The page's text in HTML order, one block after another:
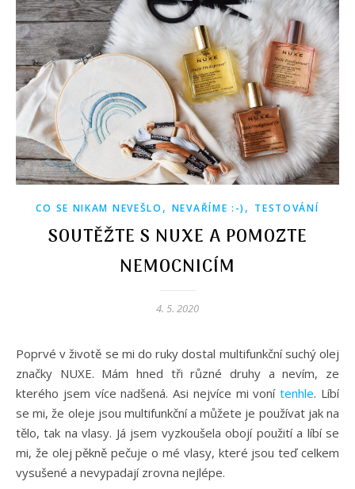
CO SE NIKAM NEVEŠLO , NEVAŘÍME :-), TESTOVÁNÍ
SOUTĚŽTE S NUXE A POMOZTE
NEMOCNICÍM
4. 5. 2020
Poprvé v životě se mi do ruky dostal multifunkční suchý olej
značky NUXE. Mám hned tři různé druhy a nevím, ze
kterého jsem více nadšená. Asi nejvíce mi vonítenhle. Líbí
se mi, že oleje jsou multifunkční a můžete je používat jak na
tělo, tak na vlasy. Já jsem vyzkoušela obojí použití a líbí se
mi, že olej pěkně pečuje o mé vlasy, které jsou teď celkem
vysušené a nevypadají zrovna nejlépe.